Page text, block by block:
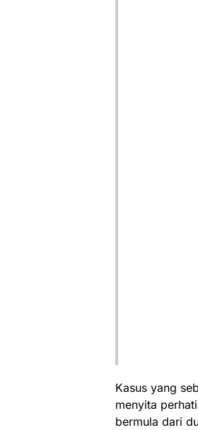
Kasus yang
menyita
bermula dari